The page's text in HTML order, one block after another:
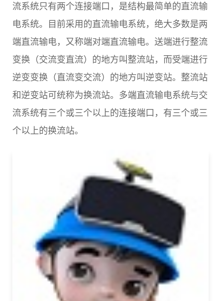
流系统只有两个连接端口，是结构最简单的直流输
电系统。目前采用的直流输电系统，绝大多数是两
端直流输电，又称端对端直流输电。送端进行整流
变换（交流变直流）的地方叫整流站，而受端进行
逆变变换（直流变交流）的地方叫逆变站。整流站
和逆变站可统称为换流站。多端直流输电系统与交
流系统有三个或三个以上的连接端口，有三个或三
个以上的换流站。